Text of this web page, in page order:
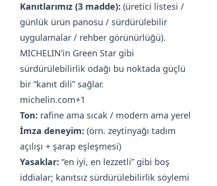
Kanıtlarımız (3 madde): (üretici listesi /
günlük ürün panosu / sürdürülebilir
uygulamalar / rehber görünürlüğü).
MICHELIN’in Green Star gibi
sürdürülebilirlik odağı bu noktada güçlü
bir “kanıt dili” sağlar.
michelin.com+1
Ton: rafine ama sıcak / modern ama yerel
İmza deneyim: (örn. zeytinyağı tadım
açılışı + şarap eşleşmesi)
Yasaklar: “en iyi, en lezzetli” gibi boş
iddialar; kanıtsız sürdürülebilirlik söylemi